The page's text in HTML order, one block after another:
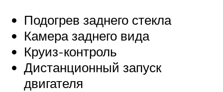
Подогрев заднего стекла
Камера заднего вида
Круиз-контроль
Дистанционный запуск
двигателя